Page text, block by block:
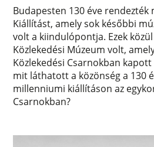
Budapesten 130 éve rendezték
Kiállítást, amely sok későbbi
volt a kiindulópontja. Ezek közül
Közlekedési Múzeum volt,
Közlekedési Csarnokban
mit láthatott a közönség a 130
millenniumi kiállításon az
Csarnokban?